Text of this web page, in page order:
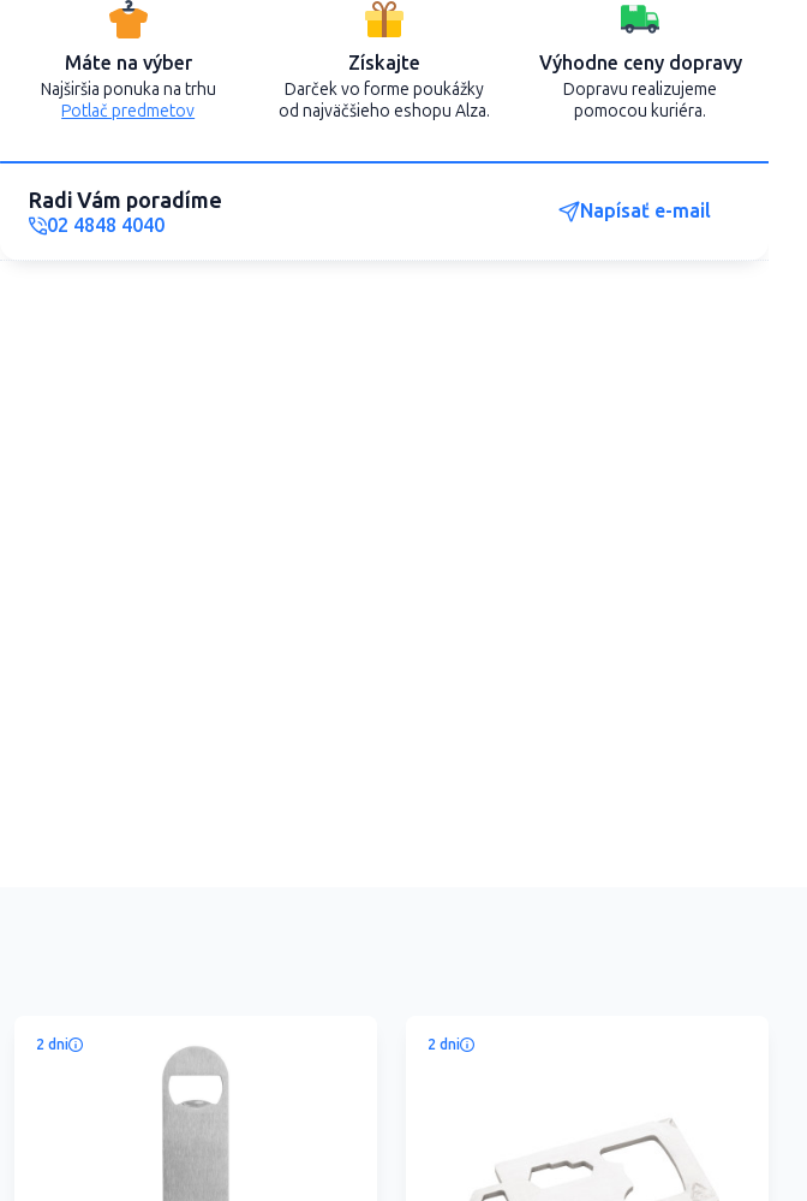
Máte na výber
Najširšia ponuka na trhu
Potlač predmetov
Získajte
Darček vo forme poukážky
od najväčšieho eshopu Alza.
Výhodne ceny dopravy
Dopravu realizujeme
pomocou kuriéra.
Radi Vám poradíme
02 4848 4040
Napísať e-mail
2 dni 2 dni